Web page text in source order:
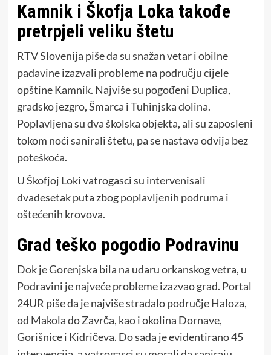
Kamnik i Škofja Loka takođe
pretrpjeli veliku štetu
RTV Slovenija piše da su snažan vetar i obilne
padavine izazvali probleme na području cijele
opštine Kamnik. Najviše su pogođeni Duplica,
gradsko jezgro, Šmarca i Tuhinjska dolina.
Poplavljena su dva školska objekta, ali su zaposleni
tokom noći sanirali štetu, pa se nastava odvija bez
poteškoća.
U Škofjoj Loki vatrogasci su intervenisali
dvadesetak puta zbog poplavljenih podruma i
oštećenih krovova.
Grad teško pogodio Podravinu
Dok je Gorenjska bila na udaru orkanskog vetra, u
Podravini je najveće probleme izazvao grad. Portal
24UR piše da je najviše stradalo područje Haloza,
od Makola do Zavrča, kao i okolina Dornave,
Gorišnice i Kidričeva. Do sada je evidentirano 45